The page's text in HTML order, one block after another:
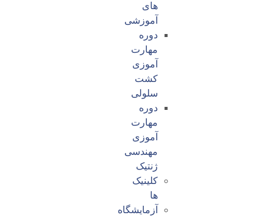
های
آموزشی
دوره
مهارت
آموزی
کشت
سلولی
دوره
مهارت
آموزی
مهندسی
ژنتیک
کلینیک
ها
آزمایشگاه